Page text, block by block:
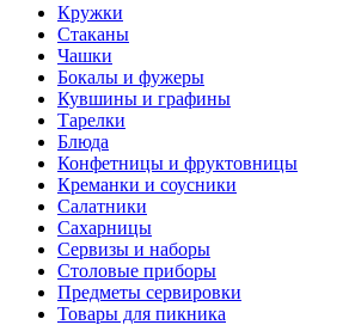
Кружки
Стаканы
Чашки
Бокалы и фужеры
Кувшины и графины
Тарелки
Блюда
Конфетницы и фруктовницы
Креманки и соусники
Салатники
Сахарницы
Сервизы и наборы
Столовые приборы
Предметы сервировки
Товары для пикника